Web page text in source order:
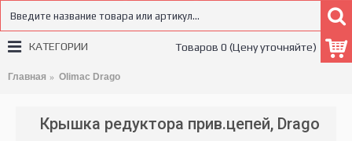
Товаров 0 (Цену уточняйте)
КАТЕГОРИИ
Главная Olimac Drago
Крышка редуктора прив.цепей, Drago